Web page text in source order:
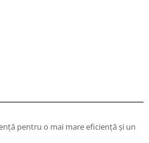
pentru o mai mare eficienţă şi un